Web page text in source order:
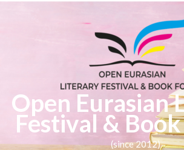
Open Eurasian
Festival &
(since 2012)